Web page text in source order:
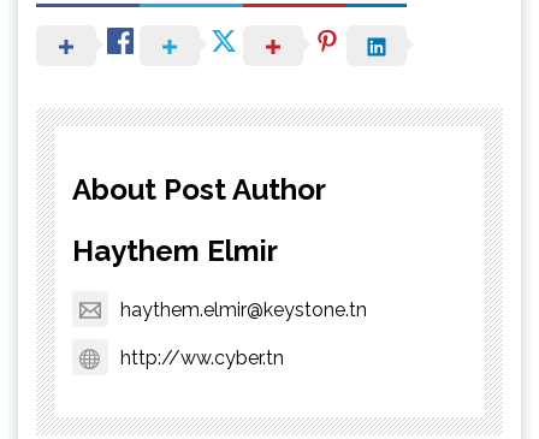
About Post Author
Haythem Elmir
haythem.elmir@keystone.tn
http://ww.cyber.tn